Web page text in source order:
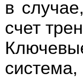
в
счет